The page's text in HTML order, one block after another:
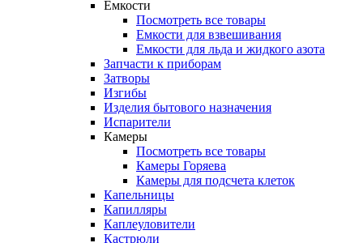
Емкости
Посмотреть все товары
Емкости для взвешивания
Емкости для льда и жидкого азота
Запчасти к приборам
Затворы
Изгибы
Изделия бытового назначения
Испарители
Камеры
Посмотреть все товары
Камеры Горяева
Камеры для подсчета клеток
Капельницы
Капилляры
Каплеуловители
Кастрюли